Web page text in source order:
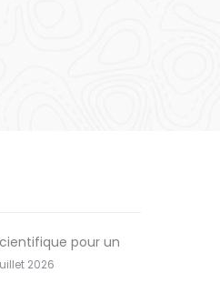
pour un
2026